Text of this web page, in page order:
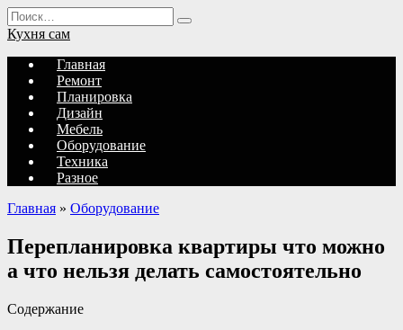
Перейти
к
содержанию
Search
for:
Кухня сам
Главная
Ремонт
Планировка
Дизайн
Мебель
Оборудование
Техника
Разное
Главная » Оборудование
Перепланировка квартиры что можно
а что нельзя делать самостоятельно
Содержание